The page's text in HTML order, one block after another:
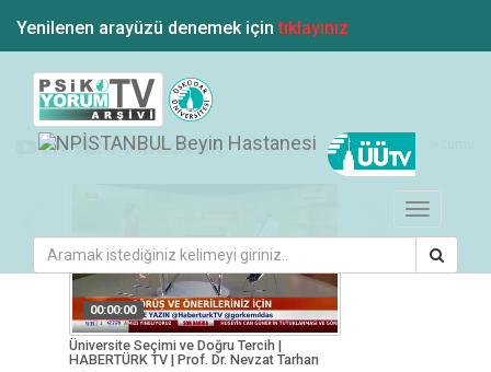
Yenilenen arayüzü denemek içintıklayınız
Toggle
navigation
EN YENİ VİDEOLAR
00:00:00
Üniversite Seçimi ve Doğru Tercih |
HABERTÜRK TV | Prof. Dr. Nevzat Tarhan